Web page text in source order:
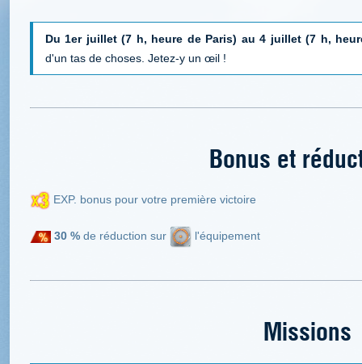
Du 1er juillet (7 h, heure de Paris) au 4 juillet (7 h,
d'un tas de choses. Jetez-y un œil !
Bonus et
EXP. bonus pour votre première victoire
30 % de réduction sur l'équipement
Missions